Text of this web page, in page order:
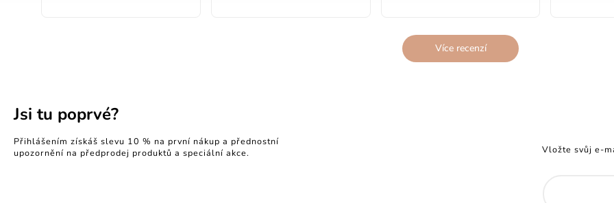
Více recenzí
Jsi tu poprvé?
Přihlášením získáš slevu 10 % na první nákup a přednostní
upozornění na předprodej produktů a speciální akce.
Vložte svůj e-